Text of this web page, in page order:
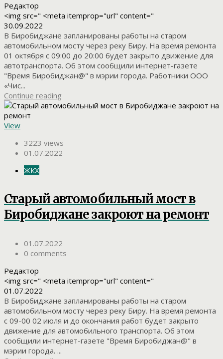
Редактор
<img src=" <meta itemprop="url" content="
30.09.2022
В Биробиджане запланированы работы на старом
автомобильном мосту через реку Биру. На время ремонта
01 октября с 09:00 до 20:00 будет закрыто движение для
автотранспорта. Об этом сообщили интернет-газете
"Время Биробиджан@" в мэрии города. Работники ООО
«Чис...
Continue reading
View
3223 views
01.07.2022
ЖКХ
Старый автомобильный мост в
Биробиджане закроют на ремонт
01.07.2022
0 comments
Редактор
<img src=" <meta itemprop="url" content="
01.07.2022
В Биробиджане запланированы работы на старом
автомобильном мосту через реку Биру. На время ремонта
с 09-00 02 июля и до окончания работ будет закрыто
движение для автомобильного транспорта. Об этом
сообщили интернет-газете "Время Биробиджан@" в
мэрии города. ...